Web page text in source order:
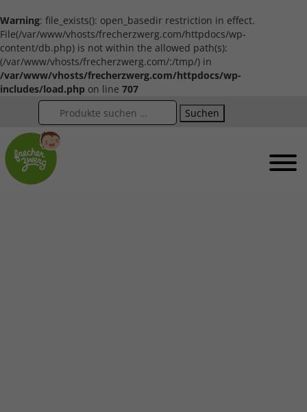
Warning: file_exists(): open_basedir restriction in effect.
File(/var/www/vhosts/frecherzwerg.com/httpdocs/wp-
content/db.php) is not within the allowed path(s):
(/var/www/vhosts/frecherzwerg.com/:/tmp/) in
/var/www/vhosts/frecherzwerg.com/httpdocs/wp-
includes/load.php on line 707
Suchen